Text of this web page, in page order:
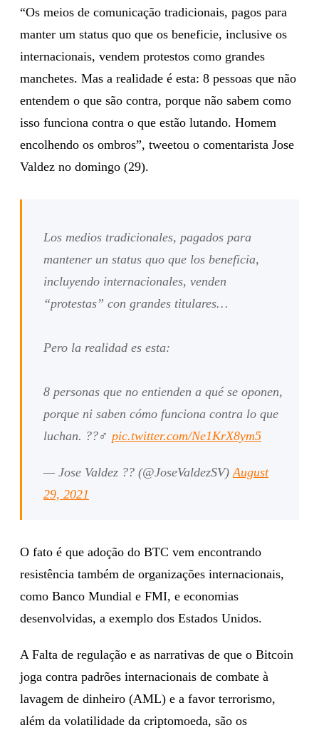
“Os meios de comunicação tradicionais, pagos para
manter um status quo que os beneficie, inclusive os
internacionais, vendem protestos como grandes
manchetes. Mas a realidade é esta: 8 pessoas que não
entendem o que são contra, porque não sabem como
isso funciona contra o que estão lutando. Homem
encolhendo os ombros”, tweetou o comentarista Jose
Valdez no domingo (29).
Los medios tradicionales, pagados para
mantener un status quo que los beneficia,
incluyendo internacionales, venden
“protestas” con grandes titulares…
Pero la realidad es esta:
8 personas que no entienden a qué se oponen,
porque ni saben cómo funciona contra lo que
luchan. ??‍♂️ pic.twitter.com/Ne1KrX8ym5
— Jose Valdez ?? (@JoseValdezSV) August
29, 2021
O fato é que adoção do BTC vem encontrando
resistência também de organizações internacionais,
como Banco Mundial e FMI, e economias
desenvolvidas, a exemplo dos Estados Unidos.
A Falta de regulação e as narrativas de que o Bitcoin
joga contra padrões internacionais de combate à
lavagem de dinheiro (AML) e a favor terrorismo,
além da volatilidade da criptomoeda, são os